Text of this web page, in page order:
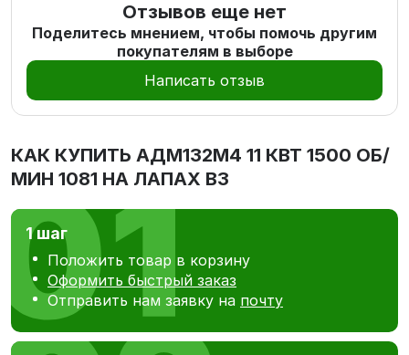
Отзывов еще нет
Поделитесь мнением, чтобы помочь другим
покупателям в выборе
Написать отзыв
КАК КУПИТЬ АДМ132М4 11 КВТ 1500 ОБ/
МИН 1081 НА ЛАПАХ В3
1 шаг
Положить товар в корзину
Оформить быстрый заказ
Отправить нам заявку на почту